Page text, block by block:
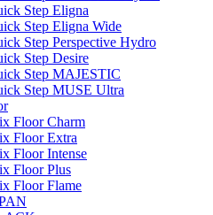
Step Eligna
Step Eligna Wide
Step Perspective Hydro
Step Desire
Step MAJESTIC
Step MUSE Ultra
Floor Charm
Floor Extra
Floor Intense
Floor Plus
Floor Flame